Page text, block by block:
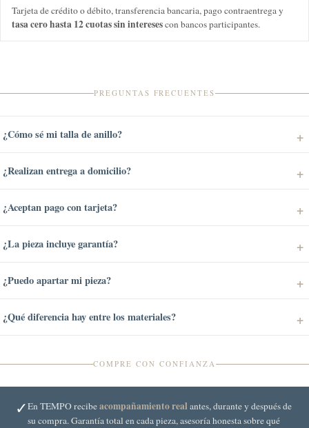
Tarjeta de crédito o débito, transferencia bancaria, pago contraentrega y
tasa cero hasta 12 cuotas sin interesescon bancos participantes.
PREGUNTAS FRECUENTES
¿Cómo sé mi talla de anillo?
¿Realizan entrega a domicilio?
¿Aceptan pago con tarjeta?
¿La pieza incluye garantía?
¿Puedo apartar mi pieza?
¿Qué diferencia hay entre los materiales?
COMPRE CON CONFIANZA
✓En TEMPO recibeacompañamiento real antes, durante y después de
su compra. Garantía total en cada pieza, asesoría honesta sobre qué